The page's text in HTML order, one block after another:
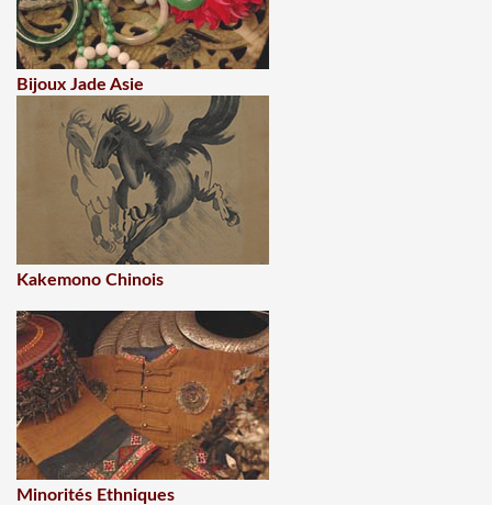
Bijoux Jade Asie
Kakemono Chinois
Minorités Ethniques